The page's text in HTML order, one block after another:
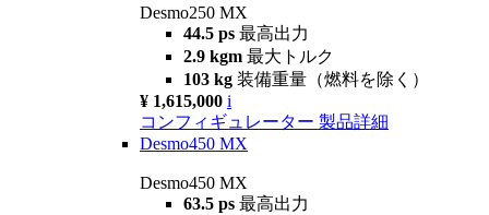
Desmo250 MX
44.5 ps 最高出力
2.9 kgm 最大トルク
103 kg 装備重量（燃料を除く）
¥ 1,615,000 i
コンフィギュレーター 製品詳細
Desmo450 MX
Desmo450 MX
63.5 ps 最高出力